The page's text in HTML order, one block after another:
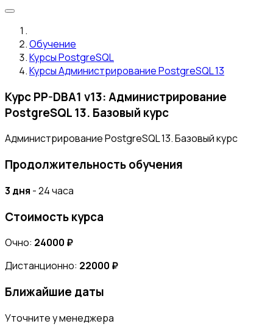
Обучение
Курсы PostgreSQL
Курсы Администрирование PostgreSQL 13
Курс PP-DBA1 v13: Администрирование
PostgreSQL 13. Базовый курс
Администрирование PostgreSQL 13. Базовый курс
Продолжительность обучения
3 дня - 24 часа
Стоимость курса
Очно: 24000 ₽
Дистанционно: 22000 ₽
Ближайшие даты
Уточните у менеджера